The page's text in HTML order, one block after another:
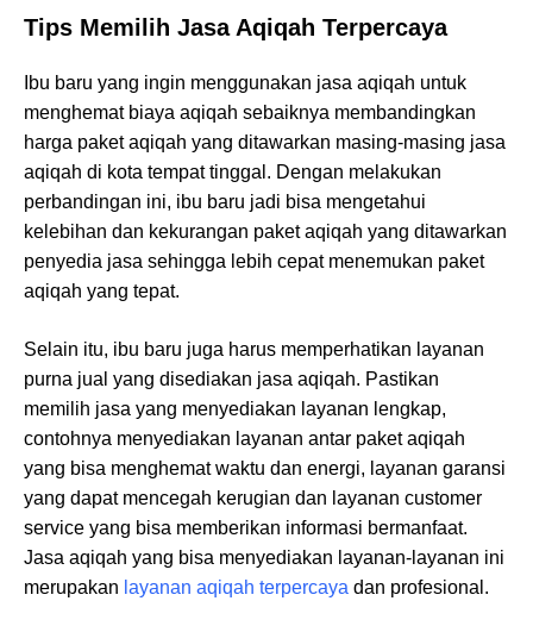
Tips Memilih Jasa Aqiqah Terpercaya
Ibu baru yang ingin menggunakan jasa aqiqah untuk
menghemat biaya aqiqah sebaiknya membandingkan
harga paket aqiqah yang ditawarkan masing-masing jasa
aqiqah di kota tempat tinggal. Dengan melakukan
perbandingan ini, ibu baru jadi bisa mengetahui
kelebihan dan kekurangan paket aqiqah yang ditawarkan
penyedia jasa sehingga lebih cepat menemukan paket
aqiqah yang tepat.
Selain itu, ibu baru juga harus memperhatikan layanan
purna jual yang disediakan jasa aqiqah. Pastikan
memilih jasa yang menyediakan layanan lengkap,
contohnya menyediakan layanan antar paket aqiqah
yang bisa menghemat waktu dan energi, layanan garansi
yang dapat mencegah kerugian dan layanan customer
service yang bisa memberikan informasi bermanfaat.
Jasa aqiqah yang bisa menyediakan layanan-layanan ini
merupakan layanan aqiqah terpercaya dan profesional.